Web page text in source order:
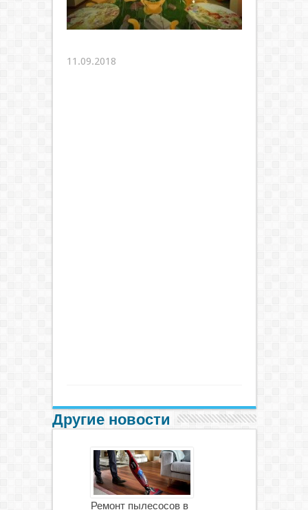
11.09.2018
Другие новости
Ремонт пылесосов в